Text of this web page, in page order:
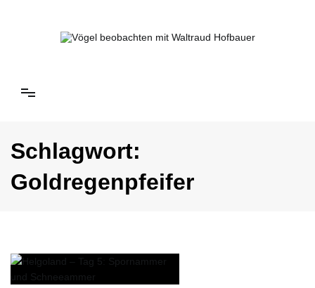
Schlagwort:
Goldregenpfeifer